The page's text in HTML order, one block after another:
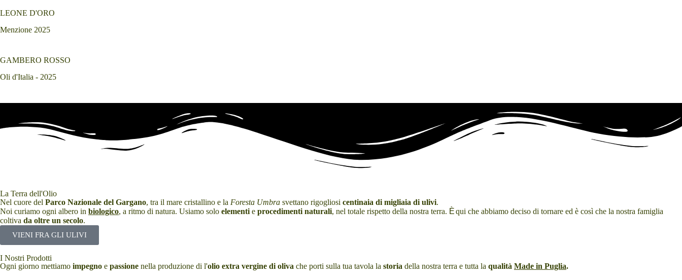
LEONE D'ORO
Menzione 2025
GAMBERO ROSSO
Oli d'Italia - 2025
La Terra dell'Olio
Nel cuore del Parco Nazionale del Gargano, tra il mare cristallino e la Foresta Umbra svettano rigogliosi centinaia di migliaia di ulivi.
Noi curiamo ogni albero in biologico, a ritmo di natura. Usiamo solo elementi e procedimenti naturali, nel totale rispetto della nostra terra. Èqui che abbiamo deciso di tornare ed è così che la nostra famiglia
coltiva da oltre un secolo.
VIENI FRA GLI ULIVI
I Nostri Prodotti
Ogni giorno mettiamo impegno e passione nella produzione di l'olio extra vergine di oliva che porti sulla tua tavola la storia della nostra terra e tutta la qualità Made in Puglia.